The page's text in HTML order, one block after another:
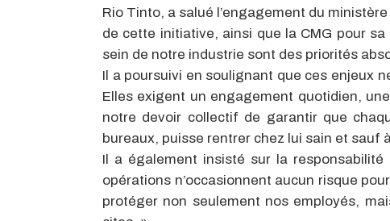
Rio Tinto, a salué l’engagement du
de cette initiative, ainsi que la CMG pour
sein de notre industrie sont des priorités
Il a poursuivi en soulignant que ces enjeux
Elles exigent un engagement quotidien,
notre devoir collectif de garantir que
bureaux, puisse rentrer chez lui sain et sauf
Il a également insisté sur la
opérations n’occasionnent aucun risque
protéger non seulement nos employés,